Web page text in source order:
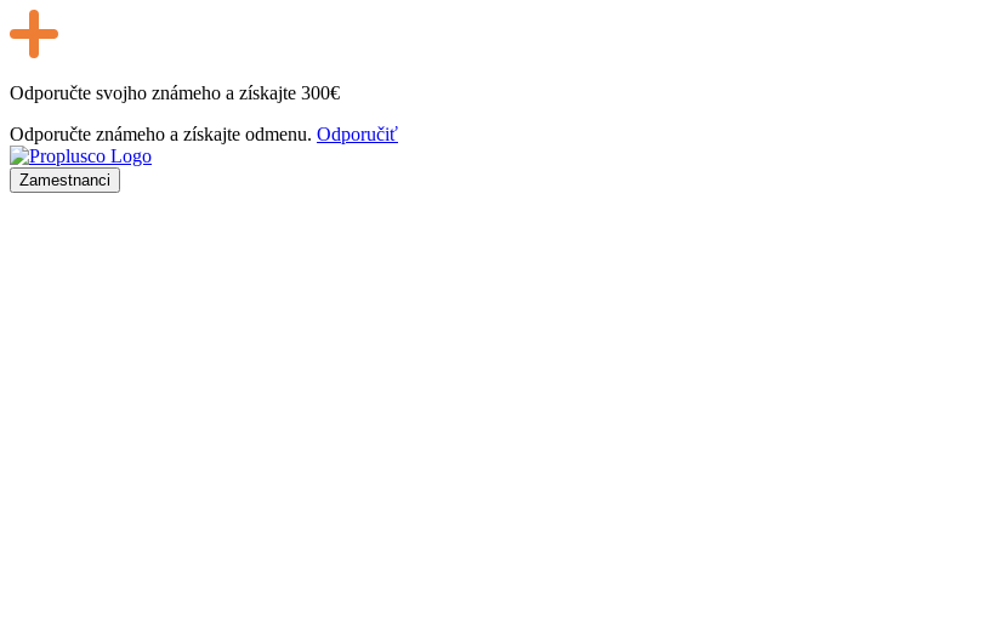
Odporučte svojho známeho a získajte 300€
Odporučte známeho a získajte odmenu. Odporučiť
Zamestnanci